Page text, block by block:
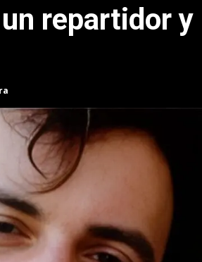
repartidor y